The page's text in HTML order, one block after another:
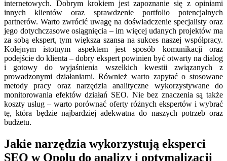
internetowych. Dobrym krokiem jest zapoznanie się z opiniami
innych klientów oraz sprawdzenie portfolio potencjalnych
partnerów. Warto zwrócić uwagę na doświadczenie specjalisty oraz
jego dotychczasowe osiągnięcia – im więcej udanych projektów ma
za sobą ekspert, tym większa szansa na sukces naszej współpracy.
Kolejnym istotnym aspektem jest sposób komunikacji oraz
podejście do klienta – dobry ekspert powinien być otwarty na dialog
i gotowy do wyjaśnienia wszelkich kwestii związanych z
prowadzonymi działaniami. Również warto zapytać o stosowane
metody pracy oraz narzędzia analityczne wykorzystywane do
monitorowania efektów działań SEO. Nie bez znaczenia są także
koszty usług – warto porównać oferty różnych ekspertów i wybrać
tę, która będzie najbardziej adekwatna do naszych potrzeb oraz
budżetu.
Jakie narzędzia wykorzystują eksperci
SEO w Opolu do analizy i optymalizacji